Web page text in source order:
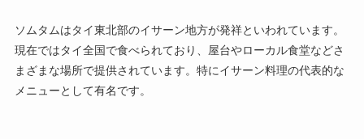
ソムタムはタイ東北部のイサーン地方が発祥といわれています。
現在ではタイ全国で食べられており、屋台やローカル食堂などさ
まざまな場所で提供されています。特にイサーン料理の代表的な
メニューとして有名です。